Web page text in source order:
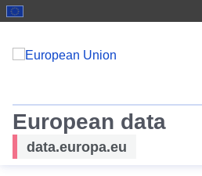
European data
data.europa.eu